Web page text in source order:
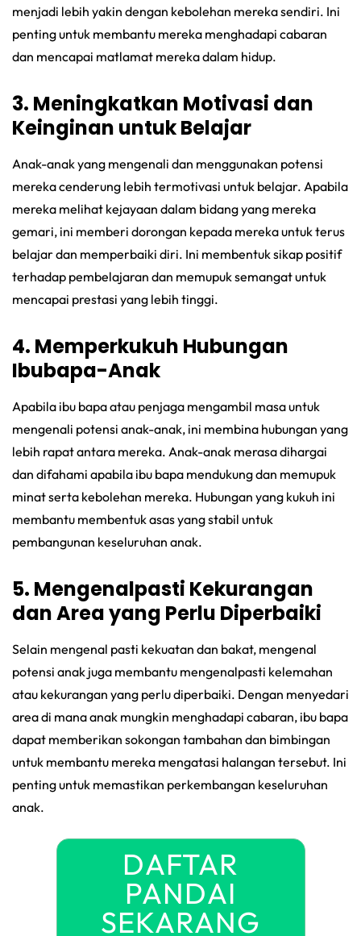
menjadi lebih yakin dengan kebolehan mereka sendiri. Ini
penting untuk membantu mereka menghadapi cabaran
dan mencapai matlamat mereka dalam hidup.
3. Meningkatkan Motivasi dan
Keinginan untuk Belajar
Anak-anak yang mengenali dan menggunakan potensi
mereka cenderung lebih termotivasi untuk belajar. Apabila
mereka melihat kejayaan dalam bidang yang mereka
gemari, ini memberi dorongan kepada mereka untuk terus
belajar dan memperbaiki diri. Ini membentuk sikap positif
terhadap pembelajaran dan memupuk semangat untuk
mencapai prestasi yang lebih tinggi.
4. Memperkukuh Hubungan
Ibubapa-Anak
Apabila ibu bapa atau penjaga mengambil masa untuk
mengenali potensi anak-anak, ini membina hubungan yang
lebih rapat antara mereka. Anak-anak merasa dihargai
dan difahami apabila ibu bapa mendukung dan memupuk
minat serta kebolehan mereka. Hubungan yang kukuh ini
membantu membentuk asas yang stabil untuk
pembangunan keseluruhan anak.
5. Mengenalpasti Kekurangan
dan Area yang Perlu Diperbaiki
Selain mengenal pasti kekuatan dan bakat, mengenal
potensi anak juga membantu mengenalpasti kelemahan
atau kekurangan yang perlu diperbaiki. Dengan menyedari
area di mana anak mungkin menghadapi cabaran, ibu bapa
dapat memberikan sokongan tambahan dan bimbingan
untuk membantu mereka mengatasi halangan tersebut. Ini
penting untuk memastikan perkembangan keseluruhan
anak.
DAFTAR
PANDAI
SEKARANG